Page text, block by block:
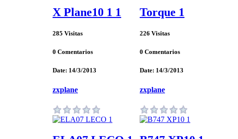
X Plane10 1 1
285 Visitas
0 Comentarios
Date: 14/3/2013
zxplane
Torque 1
226 Visitas
0 Comentarios
Date: 14/3/2013
zxplane